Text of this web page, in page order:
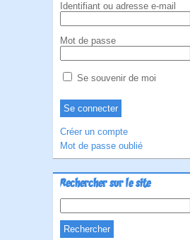
Identifiant ou adresse e-mail
Mot de passe
Se souvenir de moi
Créer un compte
Mot de passe oublié
Rechercher sur le site